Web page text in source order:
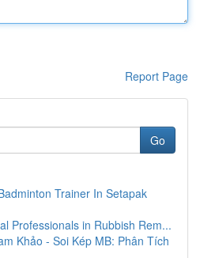
Report Page
Go
Trainer In Setapak
Professionals in Rubbish Rem...
Khảo - Soi Kép MB: Phân Tích